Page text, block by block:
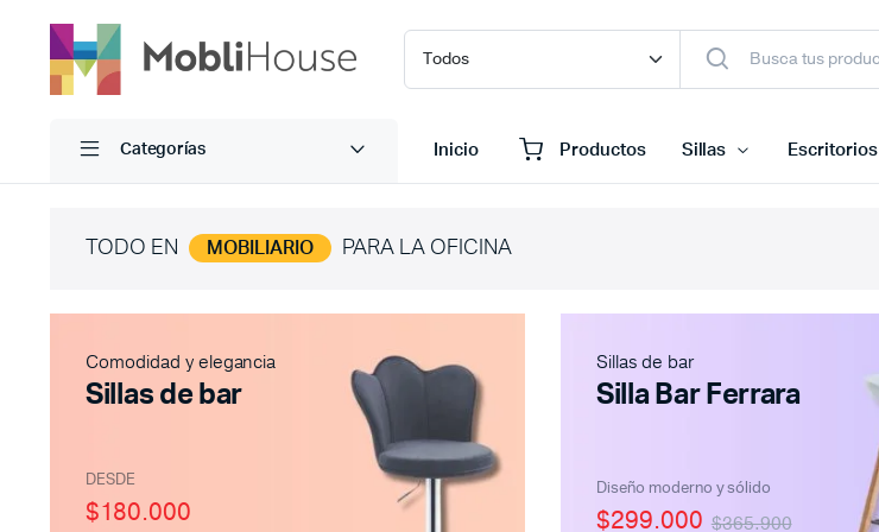
Categorías Inicio Productos Sillas Escritorios
TODO EN MOBILIARIO PARA LA OFICINA
Comodidad y elegancia
Sillas de bar
DESDE
$180.000
Sillas de bar
Silla Bar Ferrara
Diseño moderno y sólido
$365.900
$299.000